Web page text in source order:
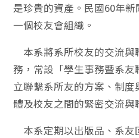
是珍貴的資產。民國60年
一個校友會組織。
本系將系所校友的交流與
務，常設「學生事務暨系
立聯繫系所友的方案、制
體及校友之間的緊密交流與
本系定期以出版品、系友